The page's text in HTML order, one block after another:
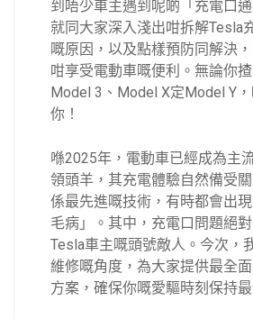
到唔少車主遇到呢啲「充電口
就同大家深入淺出咁拆解Tesla
嘅原因，以及點樣預防同解決
咁享受電動車嘅便利。無論你
Model 3、Model X定Model Y
你！
喺2025年，電動車已經成為主
領頭羊，其充電體驗自然備受
係最先進嘅技術，有時都會出
毛病」。其中，充電口問題絕
Tesla車主嘅頭號敵人。今次，
維修嘅角度，為大家提供最全
方案，確保你嘅愛驅時刻保持最